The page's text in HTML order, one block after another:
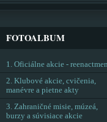
FOTOALBUM
1. Oficiálne akcie -
2. Klubové akcie, cvičenia,
manévre a pietne akty
3. Zahraničné misie, múzeá,
burzy a súvisiace akcie